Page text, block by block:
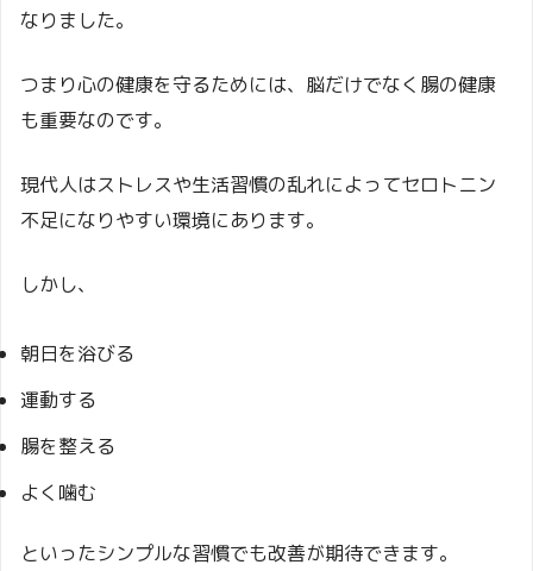
なりました。
つまり心の健康を守るためには、脳だけでなく腸の健康
も重要なのです。
現代人はストレスや生活習慣の乱れによってセロトニン
不足になりやすい環境にあります。
しかし、
朝日を浴びる
運動する
腸を整える
よく噛む
といったシンプルな習慣でも改善が期待できます。